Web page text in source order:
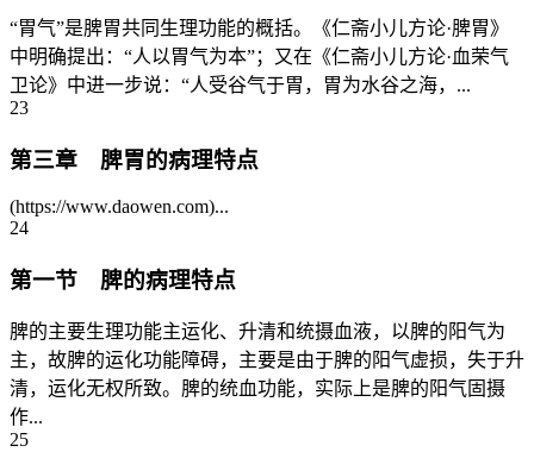
“胃气”是脾胃共同生理功能的概括。《仁斋小儿方论·脾胃》
中明确提出：“人以胃气为本”；又在《仁斋小儿方论·血荣气
卫论》中进一步说：“人受谷气于胃，胃为水谷之海，...
23
第三章 脾胃的病理特点
(https://www.daowen.com)...
24
第一节 脾的病理特点
脾的主要生理功能主运化、升清和统摄血液，以脾的阳气为
主，故脾的运化功能障碍，主要是由于脾的阳气虚损，失于升
清，运化无权所致。脾的统血功能，实际上是脾的阳气固摄
作...
25